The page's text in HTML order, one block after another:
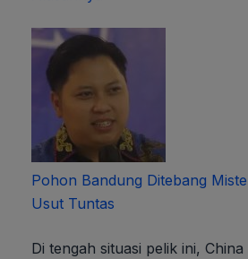
Pohon Bandung Ditebang
Usut Tuntas
Di tengah situasi pelik ini,